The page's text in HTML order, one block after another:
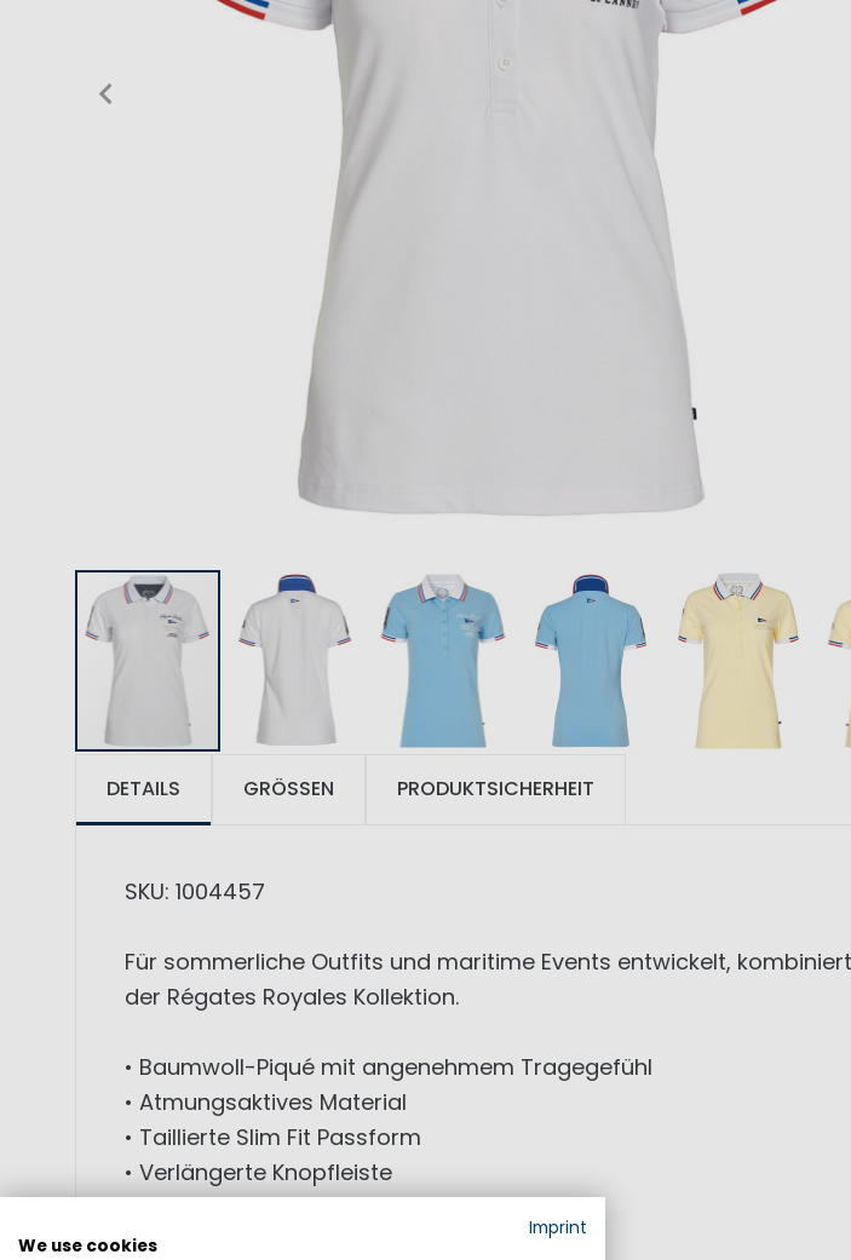
DETAILS
SKU: 1004457
Für sommerliche Outfits und maritime Events entwickelt,
der Régates Royales Kollektion.
• Baumwoll-Piqué mit angenehmem Tragegefühl
• Atmungsaktives Material
• Taillierte Slim Fit Passform
• Verlängerte Knopfleiste
• Stickereien auf Brust und Rücken
• Tricolore-Details an Kragen und Ärmeln
GRÖSSEN PRODUKTSICHERHEIT
Imprint
We use cookies